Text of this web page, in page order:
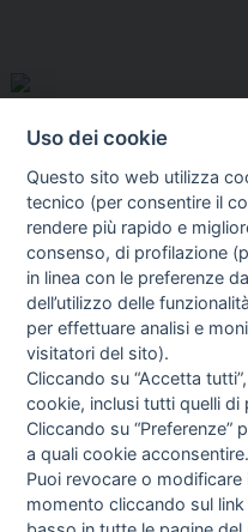
I libri
Uso dei cookie
Questo sito web utilizza
tecnico (per consentire il
rendere più rapido e
consenso, di profilazione
in linea con le preferenze
dell’utilizzo delle
per effettuare analisi e
visitatori del sito).
Cliccando su “Accetta
cookie, inclusi tutti quelli di
Cliccando su “Preferenze”
a quali cookie acconsentire.
Puoi revocare o
momento cliccando sul link